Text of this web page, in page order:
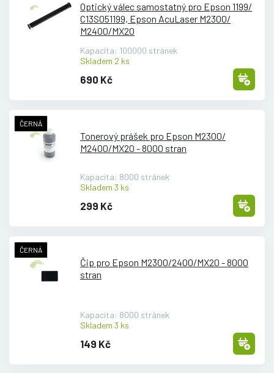
Optický válec samostatný pro Epson 1199/
C13S051199, Epson AcuLaser M2300/
M2400/MX20
Kapacita: 100000 stránek
Skladem 2 ks
690 Kč
ČERNÁ
Tonerový prášek pro Epson M2300/
M2400/MX20 - 8000 stran
Kapacita: 8000 stránek
Skladem 3 ks
299 Kč
ČERNÁ
Čip pro Epson M2300/2400/MX20 - 8000
stran
Kapacita: 8000 stránek
Skladem 3 ks
149 Kč